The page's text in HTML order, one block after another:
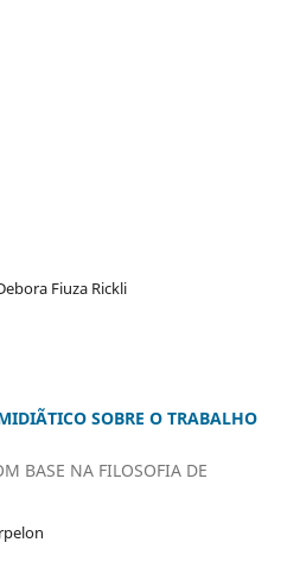
Fiuza Rickli
SOBRE O TRABALHO
BASE NA FILOSOFIA DE